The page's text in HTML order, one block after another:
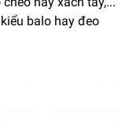
balo hay đeo